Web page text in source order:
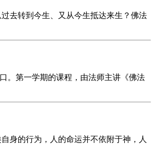
去转到今生、又从今生抵达来生？佛法
。第一学期的课程，由法师主讲《佛法
身的行为，人的命运并不依附于神，人